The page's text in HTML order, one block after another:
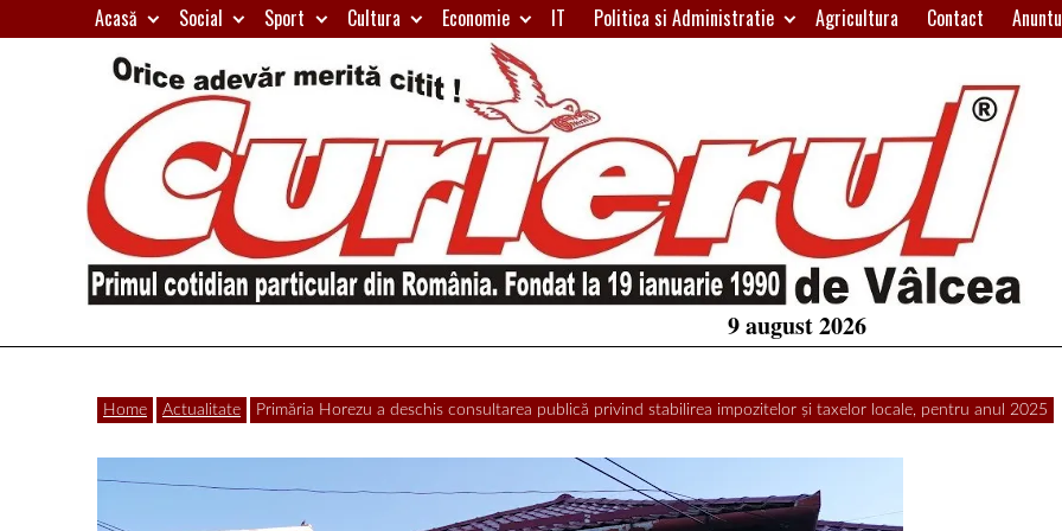
to
Acasă Social Sport Cultura Economie IT Politica si Administratie Agricultura Contact
Curierul
de
Primul
particular
din
9 august 2026
Home Actualitate Primăria Horezu a deschis consultarea publică privind stabilirea impozitelor și taxelor locale, pentru anul 2025